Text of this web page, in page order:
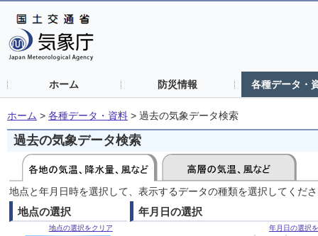
ホーム 防災情報 各種データ・
ホーム > 各種データ・資料 > 過去の気象データ検索
過去の気象データ検索
地点と年月日時を選択して、表示するデータの種類を選択してくだ
地点の選択
地点の選択をクリア
年月日の選択
年月日の選択